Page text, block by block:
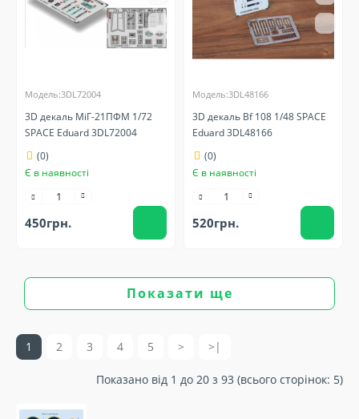
Модель:3DL72004
3D декаль МіГ-21ПФМ 1/72
SPACE Eduard 3DL72004
(0)
Є в наявності
450грн.
Модель:3DL48166
3D декаль Bf 108 1/48 SPACE
Eduard 3DL48166
(0)
Є в наявності
520грн.
Показати ще
1 2 3 4 5 > >|
Показано від 1 до 20 з 93 (всього сторінок: 5)